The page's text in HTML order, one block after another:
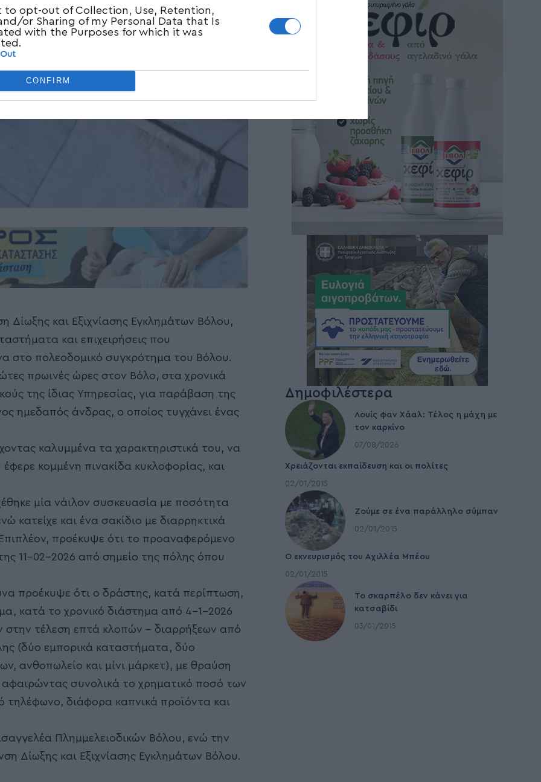
to opt-out of Collection, Use, Retention,
or Sharing of my Personal Data that Is
with the Purposes for which it was
CONFIRM
Δίωξης και Εξιχνίασης Εγκλημάτων Βόλου,
και επιχειρήσεις που
στο πολεοδομικό συγκρότημα του Βόλου.
πρωινές ώρες στον Βόλο, στα χρονικά
της ίδιας Υπηρεσίας, για παράβαση της
ημεδαπός άνδρας, ο οποίος τυγχάνει ένας
καλυμμένα τα χαρακτηριστικά του, να
έφερε κομμένη πινακίδα κυκλοφορίας, και
μία νάιλον συσκευασία με ποσότητα
κατείχε και ένα σακίδιο με διαρρηκτικά
προέκυψε ότι το προαναφερόμενο
11-02-2026 από σημείο της πόλης όπου
προέκυψε ότι ο δράστης, κατά περίπτωση,
κατά το χρονικό διάστημα από 4-1-2026
τέλεση επτά κλοπών – διαρρήξεων από
(δύο εμπορικά καταστήματα, δύο
ανθοπωλείο και μίνι μάρκετ), με θραύση
συνολικά το χρηματικό ποσό των
τηλέφωνο, διάφορα καπνικά προϊόντα και
Πλημμελειοδικών Βόλου, ενώ την
Δίωξης και Εξιχνίασης Εγκλημάτων Βόλου.
Δημοφιλέστερα
Λουίς φαν Χάαλ: Τέλος η μάχη με
τον καρκίνο
07/08/2026
Χρειάζονται εκπαίδευση και οι πολίτες
02/01/2015
Ζούμε σε ένα παράλληλο σύμπαν
02/01/2015
Ο εκνευρισμός του Αχιλλέα Μπέου
02/01/2015
To σκαρπέλο δεν κάνει για
κατσαβίδι
03/01/2015